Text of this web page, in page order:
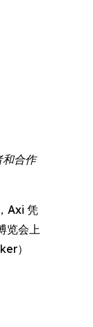
合作
Axi 凭
览会上
）